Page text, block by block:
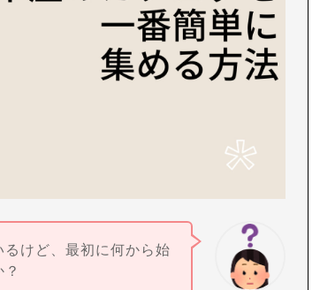
るけど、最初に何から始